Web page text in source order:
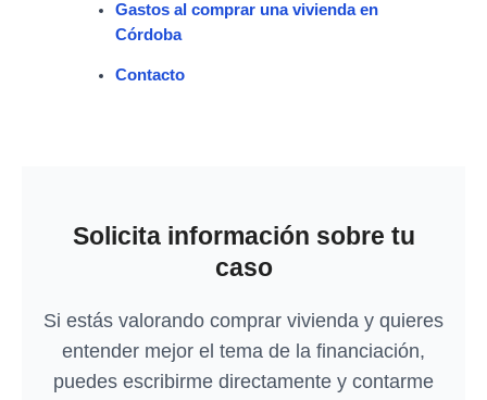
Gastos al comprar una vivienda en
Córdoba
Contacto
Solicita información sobre tu
caso
Si estás valorando comprar vivienda y quieres
entender mejor el tema de la financiación,
puedes escribirme directamente y contarme